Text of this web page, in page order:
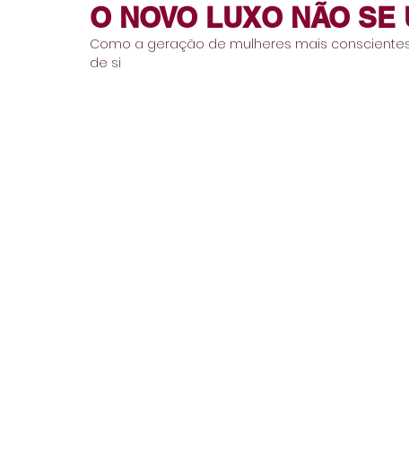
CULINÁRIA
O NOVO LUXO NÃO SE
Como a geração de mulheres mais
de si